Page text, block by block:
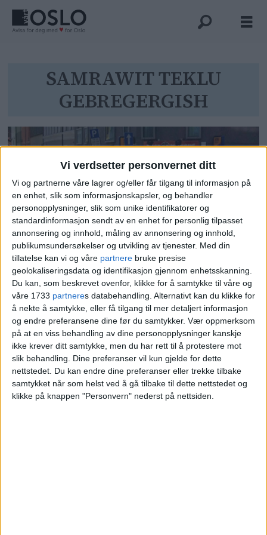
Vi verdsetter personvernet ditt
Vi og partnerne våre lagrer og/eller får tilgang til informasjon på
en enhet, slik som informasjonskapsler, og behandler
personopplysninger, slik som unike identifikatorer og
standardinformasjon sendt av en enhet for personlig tilpasset
annonsering og innhold, måling av annonsering og innhold,
publikumsundersøkelser og utvikling av tjenester. Med din
tillatelse kan vi og våre partnere bruke presise
geolokaliseringsdata og identifikasjon gjennom enhetsskanning.
Du kan, som beskrevet ovenfor, klikke for å samtykke til våre og
våre 1733 partneres databehandling. Alternativt kan du klikke for
å nekte å samtykke, eller få tilgang til mer detaljert informasjon
og endre preferansene dine før du samtykker. Vær oppmerksom
på at en viss behandling av dine personopplysninger kanskje
ikke krever ditt samtykke, men du har rett til å protestere mot
slik behandling. Dine preferanser vil kun gjelde for dette
nettstedet. Du kan endre dine preferanser eller trekke tilbake
samtykket når som helst ved å gå tilbake til dette nettstedet og
klikke på knappen "Personvern" nederst på nettsiden.
samrawit
teklu
gebregergish
SAMRAWIT TEKLU
GEBREGERGISH
Hastevedtak: Eritreisk restaurant i
sentrum fikk omsetningsforbud.
Fant 14 pakker med umerket
krydder